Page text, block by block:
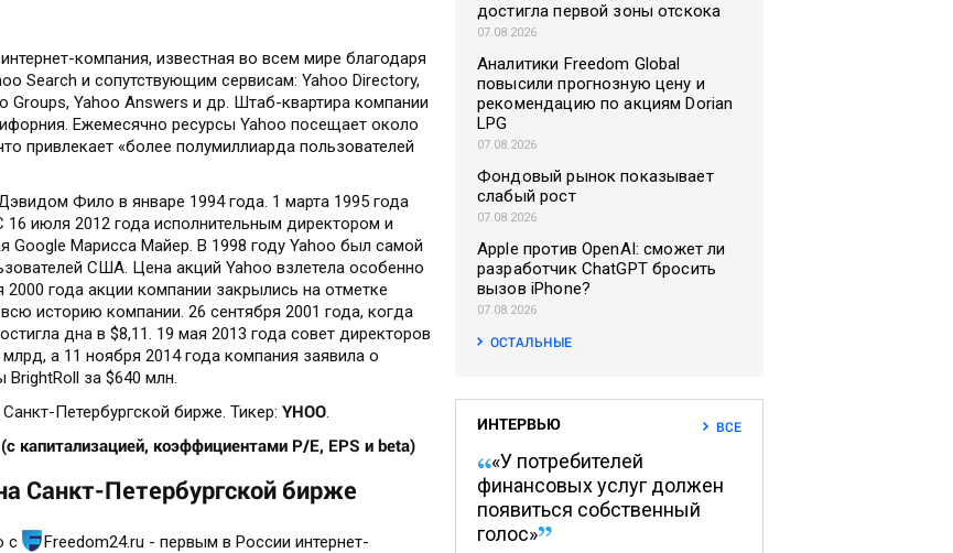
компания, известная во всем мире благодаря
Search и сопутствующим сервисам: Yahoo Directory,
Groups, Yahoo Answers и др. Штаб-квартира компании
Ежемесячно ресурсы Yahoo посещает около
привлекает «более полумиллиарда пользователей
Фило в январе 1994 года. 1 марта 1995 года
июля 2012 года исполнительным директором и
Google Марисса Майер. В 1998 году Yahoo был самой
США. Цена акций Yahoo взлетела особенно
года акции компании закрылись на отметке
историю компании. 26 сентября 2001 года, когда
дна в $8,11. 19 мая 2013 года совет директоров
а 11 ноября 2014 года компания заявила о
BrightRoll за $640 млн.
Петербургской бирже. Тикер: YHOO.
капитализацией, коэффициентами P/E, EPS и beta)
Санкт-Петербургской бирже
с
Freedom24.ru - первым в России интернет-
достигла первой зоны отскока
07.08.2026
Аналитики Freedom Global
повысили прогнозную цену и
рекомендацию по акциям Dorian
LPG
07.08.2026
Фондовый рынок показывает
слабый рост
07.08.2026
Apple против OpenAI: сможет ли
разработчик ChatGPT бросить
вызов iPhone?
07.08.2026
ОСТАЛЬНЫЕ
ИНТЕРВЬЮ ВСЕ
«У потребителей
финансовых услуг должен
появиться собственный
голос»